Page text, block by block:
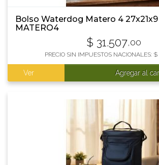
Bolso Waterdog Matero 4
MATERO4
$ 31.507,00
PRECIO SIN IMPUESTOS NACIONALES: $
Ver Agregar al